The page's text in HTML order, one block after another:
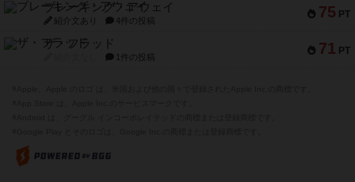
75 PT
ブレーキング・アウェイ
紹介文あり 4件の投稿
71 PT
ザ・フラッド
1件の投稿